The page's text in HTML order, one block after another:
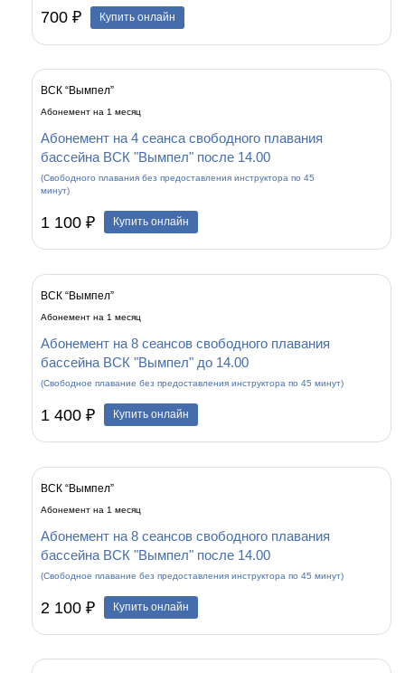
700 ₽ Купить онлайн
ВСК “Вымпел”
Абонемент на 1 месяц
Абонемент на 4 сеанса свободного плавания
бассейна ВСК "Вымпел" после 14.00
(Свободного плавания без предоставления инструктора по 45
минут)
1 100 ₽ Купить онлайн
ВСК “Вымпел”
Абонемент на 1 месяц
Абонемент на 8 сеансов свободного плавания
бассейна ВСК "Вымпел" до 14.00
(Свободное плавание без предоставления инструктора по 45 минут)
1 400 ₽ Купить онлайн
ВСК “Вымпел”
Абонемент на 1 месяц
Абонемент на 8 сеансов свободного плавания
бассейна ВСК "Вымпел" после 14.00
(Свободное плавание без предоставления инструктора по 45 минут)
2 100 ₽ Купить онлайн